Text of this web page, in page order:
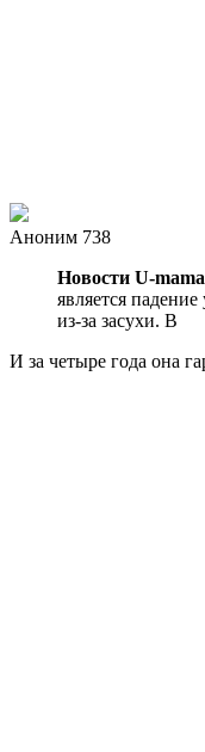
Аноним 738
Новости U-
является
из-за засухи. В
И за четыре года она